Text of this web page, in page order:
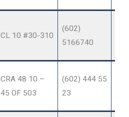
CL 10 #30-310
(602)
5166740
CRA 48 10 –
45 OF 503
(602) 444 55
23